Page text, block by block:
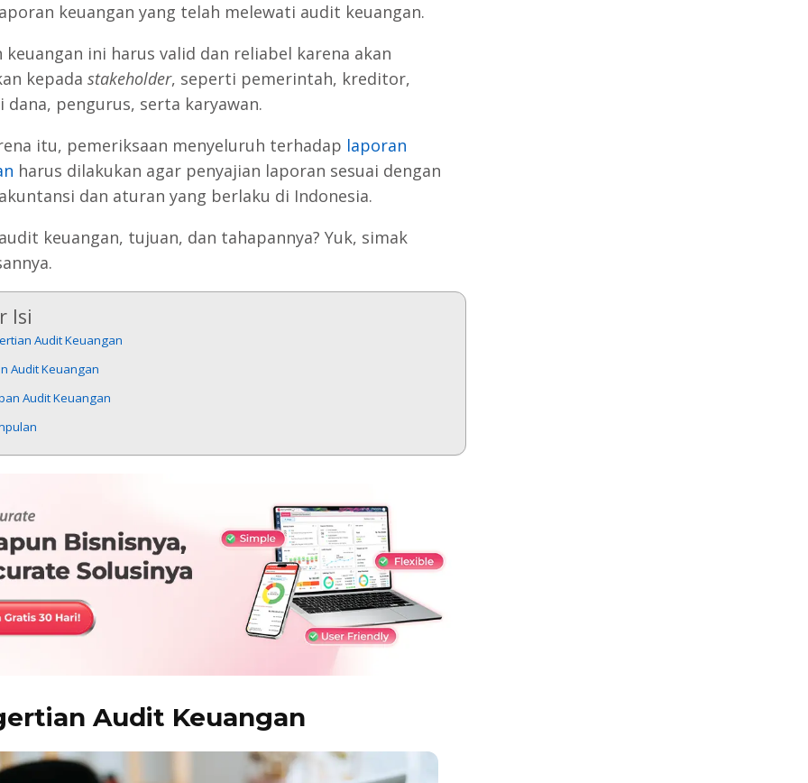
keuangan yang telah melewati audit keuangan.
keuangan ini harus valid dan reliabel karena akan
kepada stakeholder, seperti pemerintah, kreditor,
dana, pengurus, serta karyawan.
itu, pemeriksaan menyeluruh terhadap laporan
harus dilakukan agar penyajian laporan sesuai dengan
dan aturan yang berlaku di Indonesia.
keuangan, tujuan, dan tahapannya? Yuk, simak
Isi
Audit Keuangan
Audit Keuangan
Audit Keuangan
Audit Keuangan